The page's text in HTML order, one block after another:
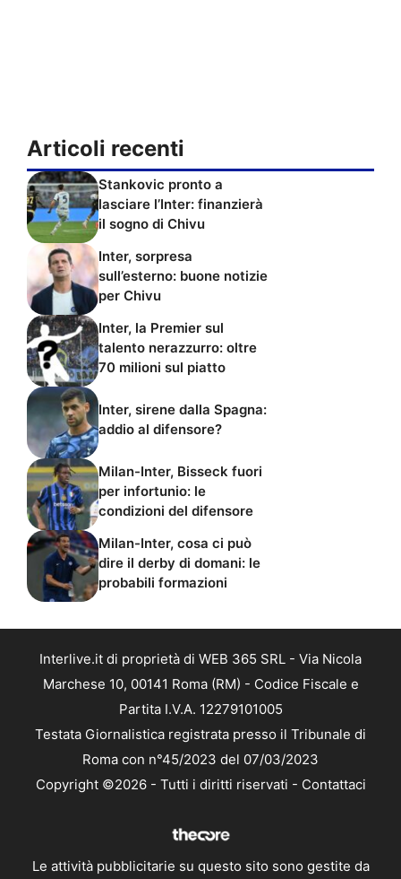
Articoli recenti
Stankovic pronto a
lasciare l’Inter: finanzierà
il sogno di Chivu
Inter, sorpresa
sull’esterno: buone notizie
per Chivu
Inter, la Premier sul
talento nerazzurro: oltre
70 milioni sul piatto
Inter, sirene dalla Spagna:
addio al difensore?
Milan-Inter, Bisseck fuori
per infortunio: le
condizioni del difensore
Milan-Inter, cosa ci può
dire il derby di domani: le
probabili formazioni
Interlive.it di proprietà di WEB 365 SRL - Via Nicola
Marchese 10, 00141 Roma (RM) - Codice Fiscale e
Partita I.V.A. 12279101005
Testata Giornalistica registrata presso il Tribunale di
Roma con n°45/2023 del 07/03/2023
Copyright ©2026 - Tutti i diritti riservati - Contattaci
Le attività pubblicitarie su questo sito sono gestite da